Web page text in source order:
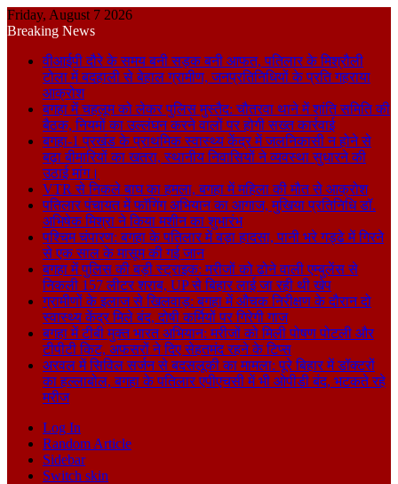
Friday, August 7 2026
Breaking News
वीआईपी दौरे के समय बनी सड़क बनी आफत, पतिलार के मिश्रौली
टोला में बदहाली से बेहाल ग्रामीण, जनप्रतिनिधियों के प्रति गहराया
आक्रोश
बगहा में चहलूम को लेकर पुलिस मुस्तैद: चौतरवा थाने में शांति समिति की
बैठक, नियमों का उल्लंघन करने वालों पर होगी सख्त कार्रवाई
बगहा-1 प्रखंड के प्राथमिक स्वास्थ्य केंद्र में जलनिकासी न होने से
बढ़ा बीमारियों का खतरा, स्थानीय निवासियों ने व्यवस्था सुधारने की
उठाई मांग।
VTR से निकले बाघ का हमला, बगहा में महिला की मौत से आक्रोश
पतिलार पंचायत में फॉगिंग अभियान का आगाज, मुखिया प्रतिनिधि डॉ.
अभिषेक मिश्रा ने किया मशीन का शुभारंभ
पश्चिम चंपारण: बगहा के पतिलार में बड़ा हादसा, पानी भरे गड्ढे में गिरने
से एक साल के मासूम की गई जान
बगहा में पुलिस की बड़ी स्ट्राइक: मरीजों को ढोने वाली एम्बुलेंस से
निकली 157 लीटर शराब, UP से बिहार लाई जा रही थी खेप
ग्रामीणों के इलाज से खिलवाड़: बगहा में औचक निरीक्षण के दौरान दो
स्वास्थ्य केंद्र मिले बंद, दोषी कर्मियों पर गिरेगी गाज
बगहा में टीबी मुक्त भारत अभियान: मरीजों को मिली पोषण पोटली और
टीपीटी किट, अफसरों ने दिए सेहतमंद रहने के टिप्स
अरवल में सिविल सर्जन से बदसलूकी का मामला: पूरे बिहार में डॉक्टरों
का हल्लाबोल, बगहा के पतिलार एपीएचसी में भी ओपीडी बंद, भटकते रहे
मरीज
Log In
Random Article
Sidebar
Switch skin